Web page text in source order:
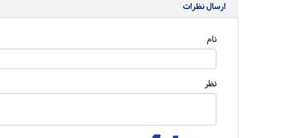
ارسال نظرات
نام
نظر